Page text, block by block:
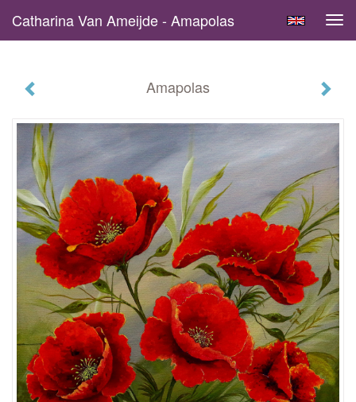
Catharina Van Ameijde - Amapolas
Amapolas